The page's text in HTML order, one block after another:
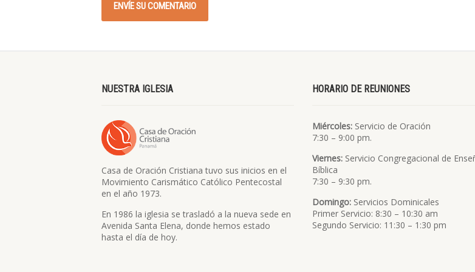
NUESTRA IGLESIA
Casa de Oración Cristiana tuvo sus inicios en el
Movimiento Carismático Católico Pentecostal
en el año 1973.
En 1986 la iglesia se trasladó a la nueva sede en
Avenida Santa Elena, donde hemos estado
hasta el día de hoy.
HORARIO DE REUNIONES
Miércoles:Servicio de Oración
7:30 – 9:00 pm.
Viernes:Servicio Congregacional de
Bíblica
7:30 – 9:30 pm.
Domingo:Servicios Dominicales
Primer Servicio: 8:30 – 10:30 am
Segundo Servicio: 11:30 – 1:30 pm